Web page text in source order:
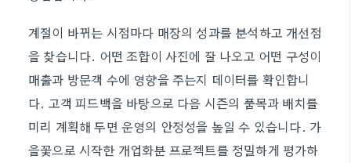
계절이 바뀌는 시점마다 매장의 성과를 분석하고 개선점
을 찾습니다. 어떤 조합이 사진에 잘 나오고 어떤 구성이
매출과 방문객 수에 영향을 주는지 데이터를 확인합니
다. 고객 피드백을 바탕으로 다음 시즌의 품목과 배치를
미리 계획해 두면 운영의 안정성을 높일 수 있습니다. 가
을꽃으로 시작한 개업화분 프로젝트를 정밀하게 평가하